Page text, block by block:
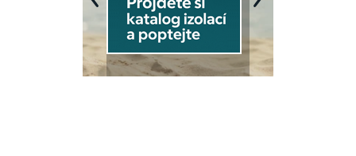
Previous Next